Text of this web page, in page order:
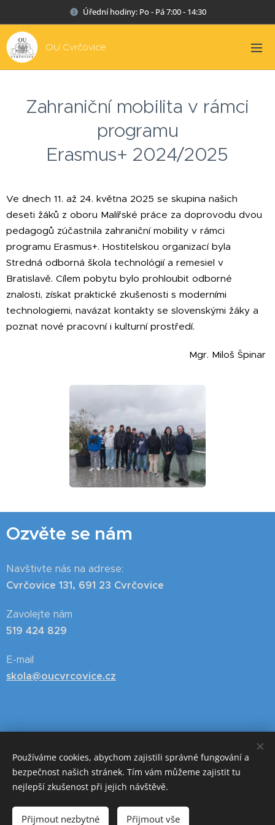
Úřední hodiny: Po - Pá 7:00 - 14:30
OU Cvrčovice
Zahraniční mobilita v rámci
programu
Erasmus+ 2024/2025
Ve dnech 11. až 24. května 2025 se skupina našich
deseti žáků z oboru Malířské práce za doprovodu dvou
pedagogů zúčastnila zahraniční mobility v rámci
programu Erasmus+. Hostitelskou organizací byla
Stredná odborná škola technológií a remesiel v
Bratislavě. Cílem pobytu bylo prohloubit odborné
znalosti, získat praktické zkušenosti s moderními
technologiemi, navázat kontakty se slovenskými žáky a
poznat nové pracovní i kulturní prostředí.
Mgr. Miloš Špinar
Ozvěte se nám
Navštivte nás na adrese:
Cvrčovice 131, 691 23 Cvrčovice
Zavolejte nám
519 424 829
E-mail
skola@oucvrcovice.cz
Používáme cookies, abychom zajistili správné fungování a
bezpečnost našich stránek. Tím vám můžeme zajistit tu
nejlepší zkušenost při jejich návštěvě.
Přijmout nezbytné Přijmout vše